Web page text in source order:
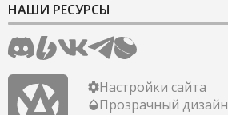
НАШИ РЕСУРСЫ
Настройки сайта
Прозрачный дизайн